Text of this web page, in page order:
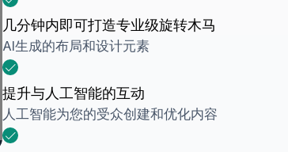
几分钟内即可打造专业级旋转木马
AI生成的布局和设计元素
提升与人工智能的互动
人工智能为您的受众创建和优化内容